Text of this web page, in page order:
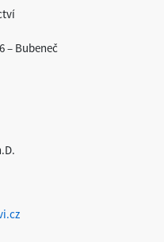
– Bubeneč